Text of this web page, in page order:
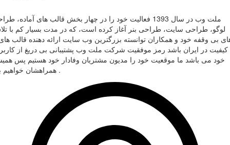
ملت وب در سال 1393 فعالیت خود را در چهار بخش قالب های آماده،
لوگو، طراحی سایت، طراحی بنر آغاز کرده است، که در مدت بسیار کم با
بی وقفه خود و همکاران توانسته بزرگترین وب سایت ارائه دهنده قالب
کیفیت در ایران باشد رمز موفقیت شرکت ملت وب پشتیبانی بی دریغ از
خود می باشد ما موقعیت خود را مدیون مشتریان وفادار خود هستیم پس
همراهشان خواهیم بود .